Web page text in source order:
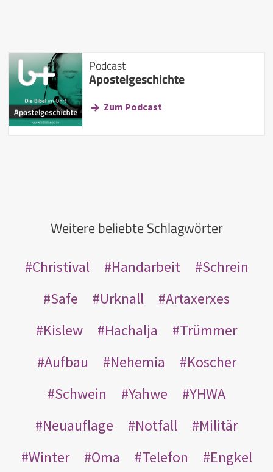
Podcast
Apostelgeschichte
Zum Podcast
Weitere beliebte Schlagwörter
Christival Handarbeit
Schrein
Safe
Urknall
Artaxerxes
Kislew
Hachalja
Trümmer
Aufbau
Nehemia
Koscher
Schwein
Yahwe
YHWA
Neuauflage
Notfall
Militär
Winter
Oma Telefon
Engkel